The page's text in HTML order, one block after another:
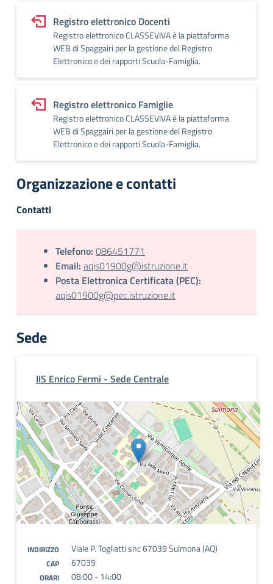
Registro elettronico Docenti
Registro elettronico CLASSEVIVA è la piattaforma
WEB di Spaggairi per la gestione del Registro
Elettronico e dei rapporti Scuola-Famiglia.
Registro elettronico Famiglie
Registro elettronico CLASSEVIVA è la piattaforma
WEB di Spaggairi per la gestione del Registro
Elettronico e dei rapporti Scuola-Famiglia.
Organizzazione e contatti
Contatti
Telefono: 086451771
Email: aqis01900g@istruzione.it
Posta Elettronica Certificata (PEC):
aqis01900g@pec.istruzione.it
Sede
IIS Enrico Fermi - Sede Centrale
INDIRIZZO Viale P. Togliatti snc 67039 Sulmona (AQ)
CAP 67039
ORARI 08:00 - 14:00